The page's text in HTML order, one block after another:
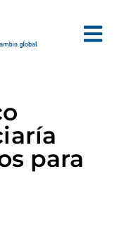
para